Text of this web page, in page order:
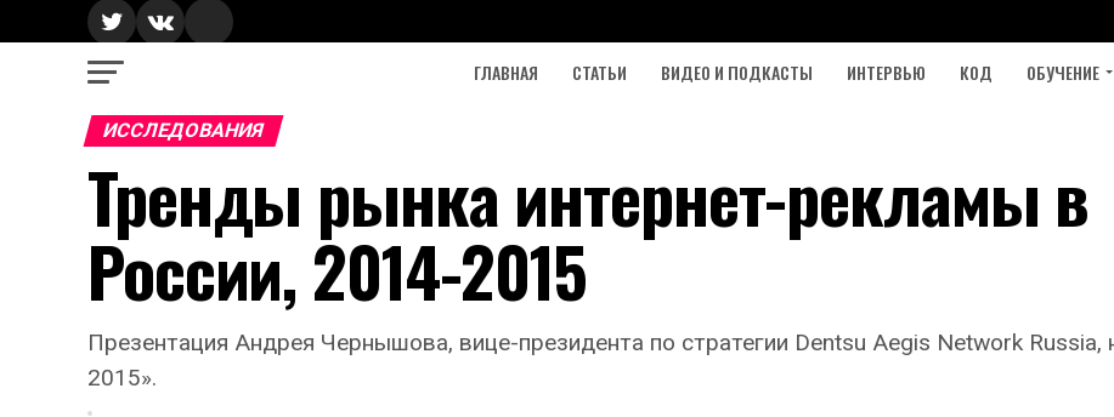
ГЛАВНАЯ СТАТЬИ ВИДЕО И ПОДКАСТЫ ИНТЕРВЬЮ КОД ОБУЧЕНИЕ
ИССЛЕДОВАНИЯ
Тренды рынка интернет-рекламы в
России, 2014-2015
Презентация Андрея Чернышова, вице-президента по стратегии Dentsu Aegis Network
2015».